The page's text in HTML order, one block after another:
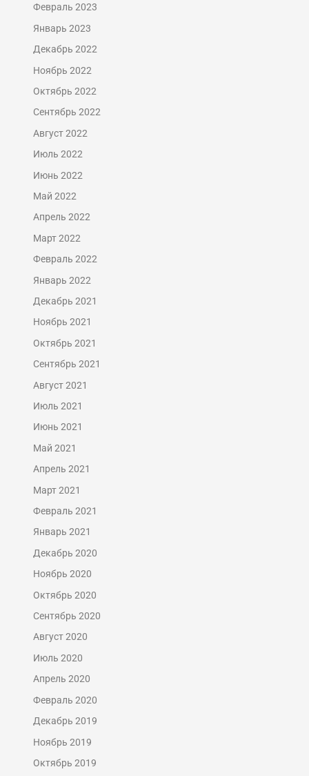
Февраль 2023
Январь 2023
Декабрь 2022
Ноябрь 2022
Октябрь 2022
Сентябрь 2022
Август 2022
Июль 2022
Июнь 2022
Май 2022
Апрель 2022
Март 2022
Февраль 2022
Январь 2022
Декабрь 2021
Ноябрь 2021
Октябрь 2021
Сентябрь 2021
Август 2021
Июль 2021
Июнь 2021
Май 2021
Апрель 2021
Март 2021
Февраль 2021
Январь 2021
Декабрь 2020
Ноябрь 2020
Октябрь 2020
Сентябрь 2020
Август 2020
Июль 2020
Апрель 2020
Февраль 2020
Декабрь 2019
Ноябрь 2019
Октябрь 2019